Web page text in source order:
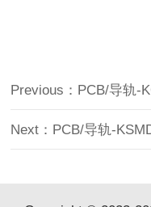
Previous：PCB/导轨-
Next：PCB/导轨-